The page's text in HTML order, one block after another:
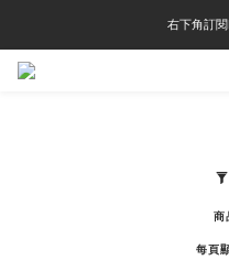
右下角訂
右下角訂
TS-2618 涼感短T 多版型選擇,涼
商
每頁